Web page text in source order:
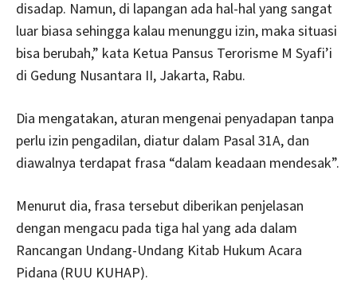
disadap. Namun, di lapangan ada hal-hal yang sangat
luar biasa sehingga kalau menunggu izin, maka situasi
bisa berubah,” kata Ketua Pansus Terorisme M Syafi’i
di Gedung Nusantara II, Jakarta, Rabu.
Dia mengatakan, aturan mengenai penyadapan tanpa
perlu izin pengadilan, diatur dalam Pasal 31A, dan
diawalnya terdapat frasa “dalam keadaan mendesak”.
Menurut dia, frasa tersebut diberikan penjelasan
dengan mengacu pada tiga hal yang ada dalam
Rancangan Undang-Undang Kitab Hukum Acara
Pidana (RUU KUHAP).